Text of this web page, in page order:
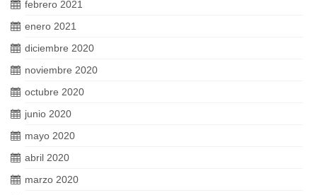
febrero 2021
enero 2021
diciembre 2020
noviembre 2020
octubre 2020
junio 2020
mayo 2020
abril 2020
marzo 2020